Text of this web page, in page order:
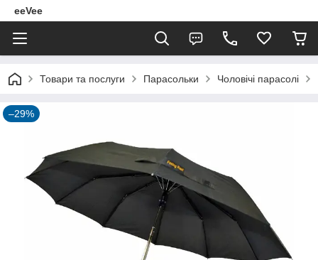
eeVee
Товари та послуги Парасольки Чоловічі парасолі
–29%